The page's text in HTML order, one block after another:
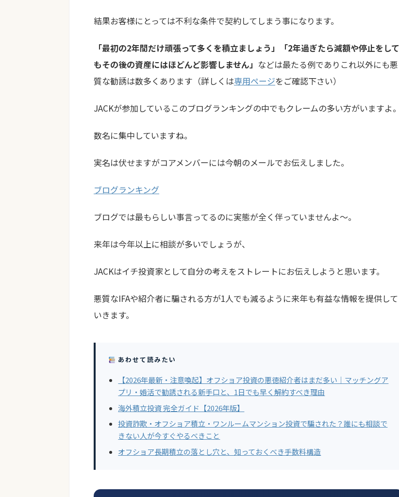
結果お客様にとっては不利な条件で契約してしまう事になります。
「最初の2年間だけ頑張って多くを積立ましょう」「2年過ぎたら減額や停止をして
もその後の資産にはほどんど影響しません」 などは最たる例でありこれ以外にも悪
質な勧誘は数多くあります（詳しくは専用ページをご確認下さい）
JACKが参加しているこのブログランキングの中でもクレームの多い方がいますよ。
数名に集中していますね。
実名は伏せますがコアメンバーには今朝のメールでお伝えしました。
ブログランキング
ブログでは最もらしい事言ってるのに実態が全く伴っていませんよ〜。
来年は今年以上に相談が多いでしょうが、
JACKはイチ投資家として自分の考えをストレートにお伝えしようと思います。
悪質なIFAや紹介者に騙される方が1人でも減るように来年も有益な情報を提供して
いきます。
あわせて読みたい
【2026年最新・注意喚起】オフショア投資の悪徳紹介者はまだ多い｜マッチングア
プリ・婚活で勧誘される新手口と、1日でも早く解約すべき理由
海外積立投資 完全ガイド【2026年版】
投資詐欺・オフショア積立・ワンルームマンション投資で騙された？誰にも相談で
きない人が今すぐやるべきこと
オフショア長期積立の落とし穴と、知っておくべき手数料構造